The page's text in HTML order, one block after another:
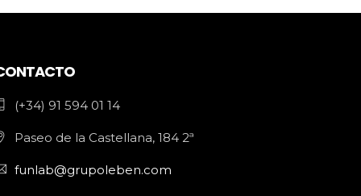
(+34) 91 594 01 14
Paseo de la Castellana, 184 2ª
funlab@grupoleben.com